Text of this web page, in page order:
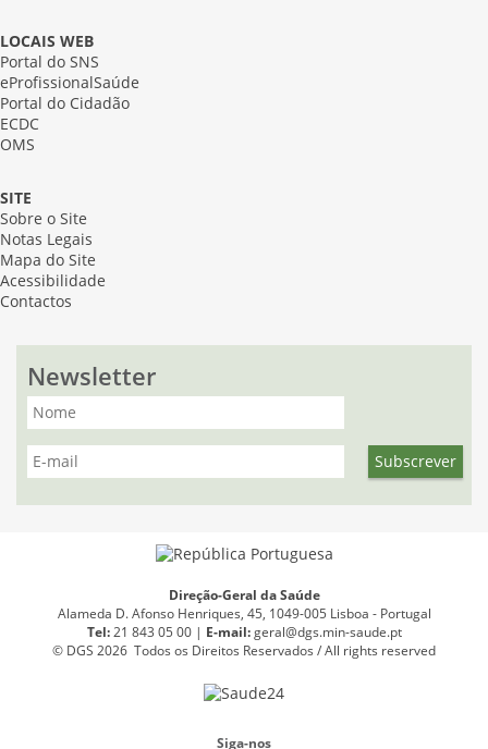
LOCAIS WEB
Portal do SNS
eProfissionalSaúde
Portal do Cidadão
ECDC
OMS
SITE
Sobre o Site
Notas Legais
Mapa do Site
Acessibilidade
Contactos
Newsletter
Direção-Geral da Saúde
Alameda D. Afonso Henriques, 45, 1049-005 Lisboa - Portugal
Tel:21 843 05 00 | E-mail: geral@dgs.min-saude.pt
© DGS 2026 Todos os Direitos Reservados / All rights reserved
Siga-nos